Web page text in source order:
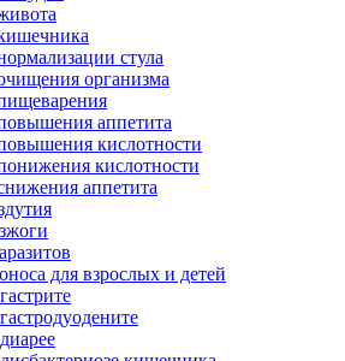
стула
организма
аппетита
кислотности
кислотности
аппетита
для взрослых и детей